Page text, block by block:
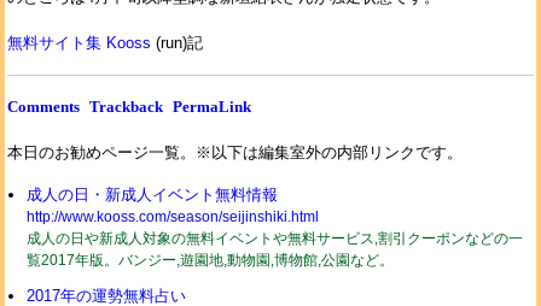
無料サイト集 Kooss (run)記
Comments Trackback PermaLink
本日のお勧めページ一覧。※以下は編集室外の内部リンクです。
成人の日・新成人イベント無料情報
http://www.kooss.com/season/seijinshiki.html
成人の日や新成人対象の無料イベントや無料サービス,割引クーポンなどの一
覧2017年版。バンジー,遊園地,動物園,博物館,公園など。
2017年の運勢無料占い